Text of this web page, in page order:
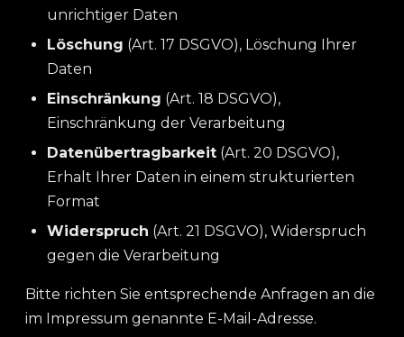
unrichtiger Daten
Löschung (Art. 17 DSGVO), Löschung Ihrer
Daten
Einschränkung (Art. 18 DSGVO),
Einschränkung der Verarbeitung
Datenübertragbarkeit (Art. 20 DSGVO),
Erhalt Ihrer Daten in einem strukturierten
Format
Widerspruch (Art. 21 DSGVO), Widerspruch
gegen die Verarbeitung
Bitte richten Sie entsprechende Anfragen an die
im Impressum genannte E-Mail-Adresse.